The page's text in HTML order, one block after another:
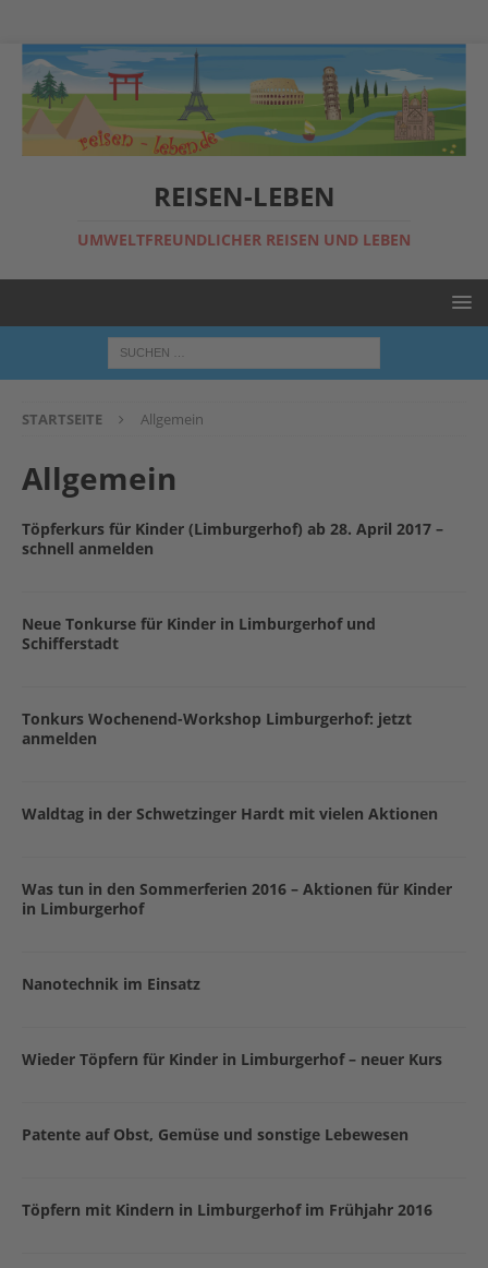
REISEN-LEBEN
UMWELTFREUNDLICHER REISEN UND LEBEN
STARTSEITE Allgemein
Allgemein
Töpferkurs für Kinder (Limburgerhof) ab 28. April 2017 –
schnell anmelden
Neue Tonkurse für Kinder in Limburgerhof und
Schifferstadt
Tonkurs Wochenend-Workshop Limburgerhof: jetzt
anmelden
Waldtag in der Schwetzinger Hardt mit vielen Aktionen
Was tun in den Sommerferien 2016 – Aktionen für Kinder
in Limburgerhof
Nanotechnik im Einsatz
Wieder Töpfern für Kinder in Limburgerhof – neuer Kurs
Patente auf Obst, Gemüse und sonstige Lebewesen
Töpfern mit Kindern in Limburgerhof im Frühjahr 2016